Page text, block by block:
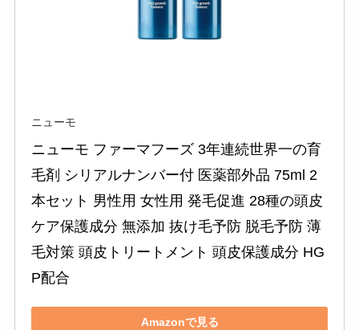
ニューモ
ニューモ ファーマフーズ 3年連続世界一の育
毛剤 シリアルナンバー付 医薬部外品 75ml 2
本セット 男性用 女性用 発毛促進 28種の頭皮
ケア保護成分 無添加 抜け毛予防 脱毛予防 薄
毛対策 頭皮トリートメント 頭皮保護成分 HG
P配合
Amazonで見る